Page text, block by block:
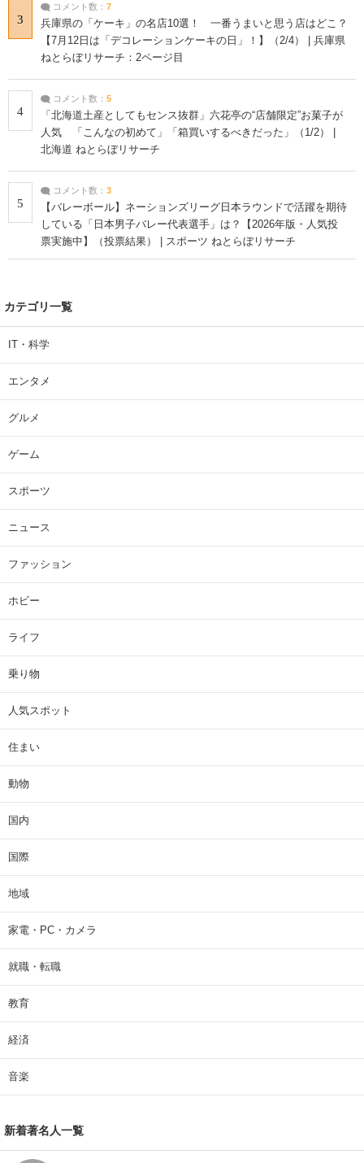
3
コメント数： 7
兵庫県の「ケーキ」の名店10選！ 一番うまいと思う店はどこ？
【7月12日は「デコレーションケーキの日」！】（2/4） | 兵庫県
ねとらぼリサーチ：2ページ目
4
コメント数： 5
「北海道土産としてもセンス抜群」六花亭の“店舗限定”お菓子が
人気 「こんなの初めて」「箱買いするべきだった」（1/2） |
北海道 ねとらぼリサーチ
5
コメント数： 3
【バレーボール】ネーションズリーグ日本ラウンドで活躍を期待
している「日本男子バレー代表選手」は？【2026年版・人気投
票実施中】（投票結果） | スポーツ ねとらぼリサーチ
カテゴリ一覧
IT・科学
エンタメ
グルメ
ゲーム
スポーツ
ニュース
ファッション
ホビー
ライフ
乗り物
人気スポット
住まい
動物
国内
国際
地域
家電・PC・カメラ
就職・転職
教育
経済
音楽
新着著名人一覧